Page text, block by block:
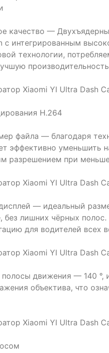
качество —
с интегрированным
технологии,
H.264
файла — благодаря
эффективно уменьшить
разрешением при
— идеальный
без лишних чёрных
для водителей всех
движения — 140 °,
объектива, что